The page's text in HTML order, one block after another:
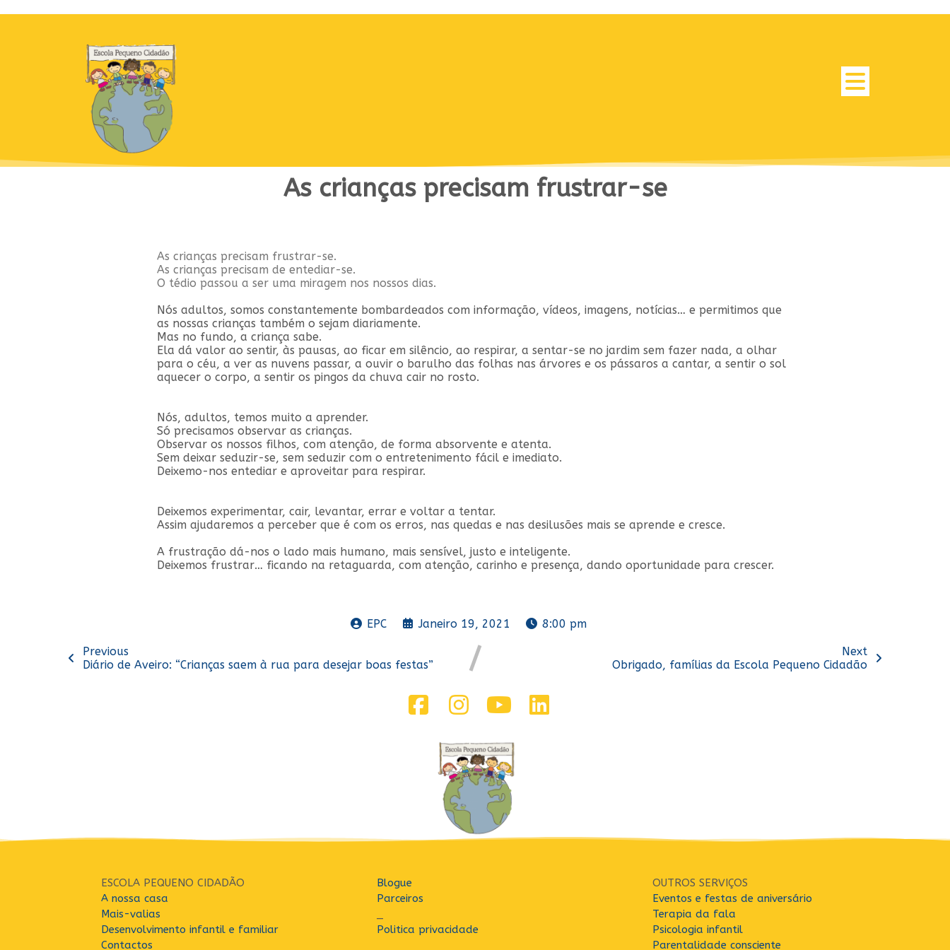
As crianças precisam frustrar-se
As crianças precisam frustrar-se.
As crianças precisam de entediar-se.
O tédio passou a ser uma miragem nos nossos dias.
Nós adultos, somos constantemente bombardeados com informação, vídeos, imagens, notícias… e permitimos que
as nossas crianças também o sejam diariamente.
Mas no fundo, a criança sabe.
Ela dá valor ao sentir, às pausas, ao ficar em silêncio, ao respirar, a sentar-se no jardim sem fazer nada, a olhar
para o céu, a ver as nuvens passar, a ouvir o barulho das folhas nas árvores e os pássaros a cantar, a sentir o sol
aquecer o corpo, a sentir os pingos da chuva cair no rosto.
Nós, adultos, temos muito a aprender.
Só precisamos observar as crianças.
Observar os nossos filhos, com atenção, de forma absorvente e atenta.
Sem deixar seduzir-se, sem seduzir com o entretenimento fácil e imediato.
Deixemo-nos entediar e aproveitar para respirar.
Deixemos experimentar, cair, levantar, errar e voltar a tentar.
Assim ajudaremos a perceber que é com os erros, nas quedas e nas desilusões mais se aprende e cresce.
A frustração dá-nos o lado mais humano, mais sensível, justo e inteligente.
Deixemos frustrar… ficando na retaguarda, com atenção, carinho e presença, dando oportunidade para crescer.
EPC Janeiro 19, 2021 8:00 pm
Previous
Diário de Aveiro: “Crianças saem à rua para desejar boas festas”
Next
Obrigado, famílias da Escola Pequeno Cidadão
ESCOLA PEQUENO CIDADÃO
A nossa casa
Mais-valias
Desenvolvimento infantil e familiar
Contactos
Blogue
Parceiros
Politica privacidade
OUTROS SERVIÇOS
Eventos e festas de aniversário
Terapia da fala
Psicologia infantil
Parentalidade consciente